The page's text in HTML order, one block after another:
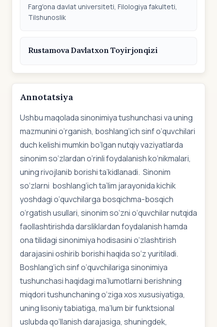
Farg'ona davlat universiteti, Filologiya fakulteti,
Tilshunoslik
Rustamova Davlatxon Toyirjonqizi
Annotatsiya
Ushbu maqolada sinonimiya tushunchasi va uning
mazmunini o‘rganish, boshlang‘ich sinf o‘quvchilari
duch kelishi mumkin bo‘lgan nutqiy vaziyatlarda
sinonim so‘zlardan o‘rinli foydalanish ko‘nikmalari,
uning rivojlanib borishi ta’kidlanadi. Sinonim
so‘zlarni boshlang‘ich ta’lim jarayonida kichik
yoshdagi o‘quvchilarga bosqichma-bosqich
o‘rgatish usullari, sinonim so‘zni o‘quvchilar nutqida
faollashtirishda darsliklardan foydalanish hamda
ona tilidagi sinonimiya hodisasini o‘zlashtirish
darajasini oshirib borishi haqida so‘z yuritiladi.
Boshlang‘ich sinf o‘quvchilariga sinonimiya
tushunchasi haqidagi ma’lumotlarni berishning
miqdori tushunchaning o‘ziga xos xususiyatiga,
uning lisoniy tabiatiga, ma’lum bir funktsional
uslubda qo‘llanish darajasiga, shuningdek,